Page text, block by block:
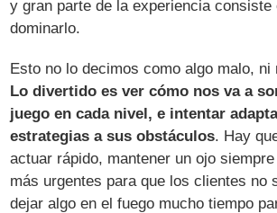
y gran parte de la experiencia consiste
dominarlo.
Esto no lo decimos como algo malo, ni
Lo divertido es ver cómo nos va a
juego en cada nivel, e intentar
estrategias a sus obstáculos. Hay
actuar rápido, mantener un ojo
más urgentes para que los clientes no
dejar algo en el fuego mucho tiempo